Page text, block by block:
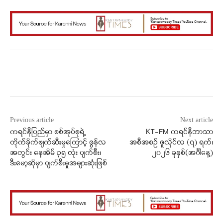
Previous article
ကရင်နီပြည်မှာ စစ်အုပ်စုရဲ့
တိုက်ခိုက်ဖျက်ဆီးမှုကြောင့် ဇွန်လ
အတွင်း နေအိမ် ၃၅ လုံး ပျက်စီး၊
ဒီးမော့ဆိုမှာ ပျက်စီးမှုအများဆုံးဖြစ်
Next article
KT-FM ကရင်နီဘာသာ
အစီအစဉ် ဇူလိုင်လ (၇) ရက်၊
၂၀၂၆ ခုနှစ်(အင်္ဂါနေ့)